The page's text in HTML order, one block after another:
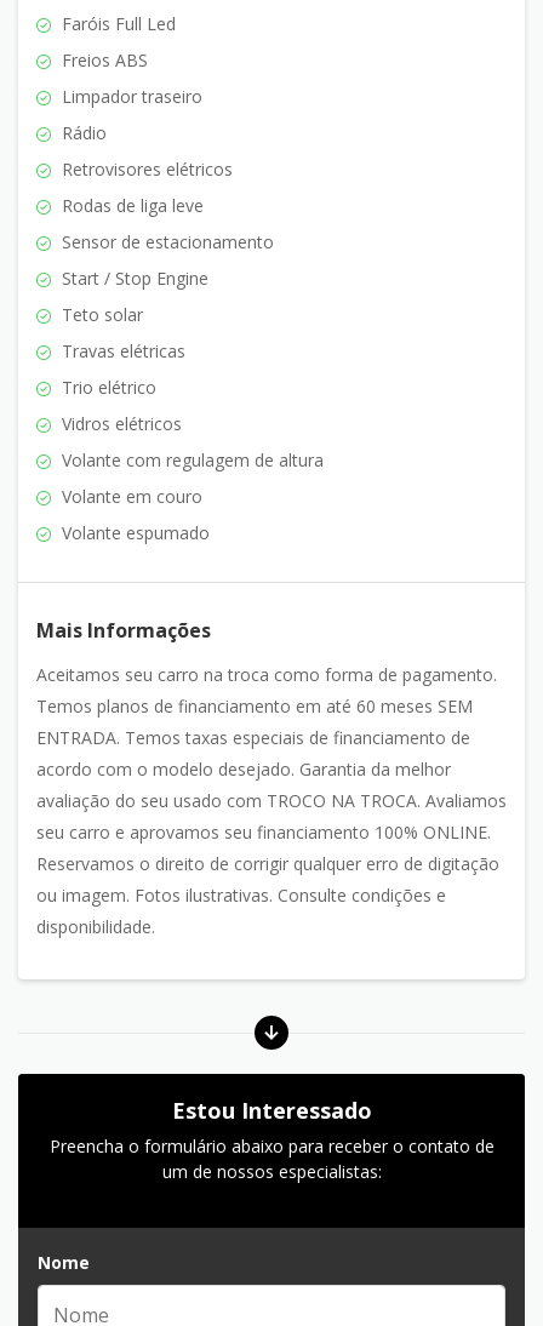
Faróis Full Led
Freios ABS
Limpador traseiro
Rádio
Retrovisores elétricos
Rodas de liga leve
Sensor de estacionamento
Start / Stop Engine
Teto solar
Travas elétricas
Trio elétrico
Vidros elétricos
Volante com regulagem de altura
Volante em couro
Volante espumado
Mais Informações
Aceitamos seu carro na troca como forma de pagamento.
Temos planos de financiamento em até 60 meses SEM
ENTRADA. Temos taxas especiais de financiamento de
acordo com o modelo desejado. Garantia da melhor
avaliação do seu usado com TROCO NA TROCA. Avaliamos
seu carro e aprovamos seu financiamento 100% ONLINE.
Reservamos o direito de corrigir qualquer erro de digitação
ou imagem. Fotos ilustrativas. Consulte condições e
disponibilidade.
Estou Interessado
Preencha o formulário abaixo para receber o contato de
um de nossos especialistas:
Nome